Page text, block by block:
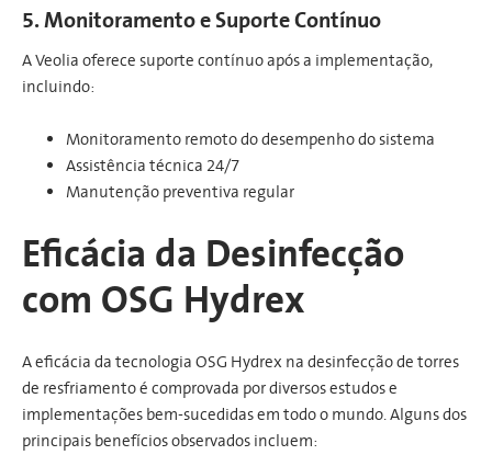
5. Monitoramento e Suporte Contínuo
A Veolia oferece suporte contínuo após a implementação,
incluindo:
Monitoramento remoto do desempenho do sistema
Assistência técnica 24/7
Manutenção preventiva regular
Eficácia da Desinfecção
com OSG Hydrex
A eficácia da tecnologia OSG Hydrex na desinfecção de torres
de resfriamento é comprovada por diversos estudos e
implementações bem-sucedidas em todo o mundo. Alguns dos
principais benefícios observados incluem: